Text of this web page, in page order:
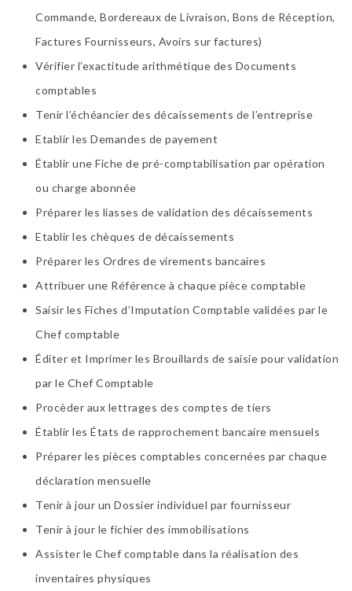
Commande, Bordereaux de Livraison, Bons de Réception,
Factures Fournisseurs, Avoirs sur factures)
Vérifier l’exactitude arithmétique des Documents
comptables
Tenir l’échéancier des décaissements de l’entreprise
Etablir les Demandes de payement
Établir une Fiche de pré-comptabilisation par opération
ou charge abonnée
Préparer les liasses de validation des décaissements
Etablir les chèques de décaissements
Préparer les Ordres de virements bancaires
Attribuer une Référence à chaque pièce comptable
Saisir les Fiches d’Imputation Comptable validées par le
Chef comptable
Éditer et Imprimer les Brouillards de saisie pour validation
par le Chef Comptable
Procèder aux lettrages des comptes de tiers
Établir les États de rapprochement bancaire mensuels
Préparer les pièces comptables concernées par chaque
déclaration mensuelle
Tenir à jour un Dossier individuel par fournisseur
Tenir à jour le fichier des immobilisations
Assister le Chef comptable dans la réalisation des
inventaires physiques